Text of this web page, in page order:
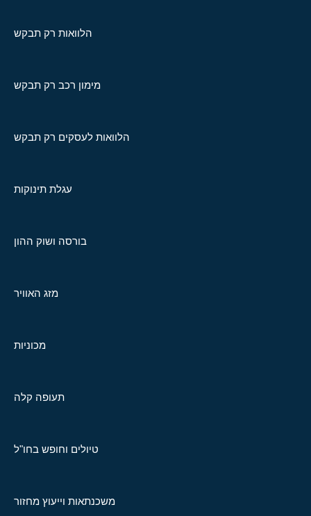
הלוואות רק תבקש
מימון רכב רק תבקש
הלוואות לעסקים רק תבקש
עגלת תינוקות
בורסה ושוק ההון
מזג האוויר
מכוניות
תעופה קלה
טיולים וחופש בחו"ל
משכנתאות וייעוץ מחזור